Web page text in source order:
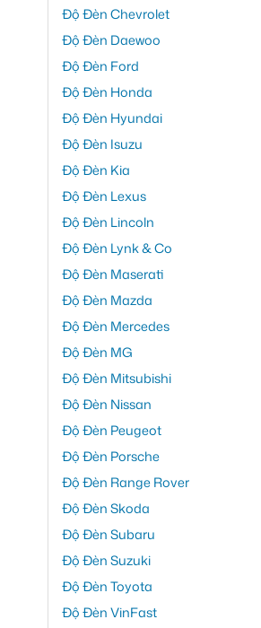
Độ Đèn Chevrolet
Độ Đèn Daewoo
Độ Đèn Ford
Độ Đèn Honda
Độ Đèn Hyundai
Độ Đèn Isuzu
Độ Đèn Kia
Độ Đèn Lexus
Độ Đèn Lincoln
Độ Đèn Lynk & Co
Độ Đèn Maserati
Độ Đèn Mazda
Độ Đèn Mercedes
Độ Đèn MG
Độ Đèn Mitsubishi
Độ Đèn Nissan
Độ Đèn Peugeot
Độ Đèn Porsche
Độ Đèn Range Rover
Độ Đèn Skoda
Độ Đèn Subaru
Độ Đèn Suzuki
Độ Đèn Toyota
Độ Đèn VinFast